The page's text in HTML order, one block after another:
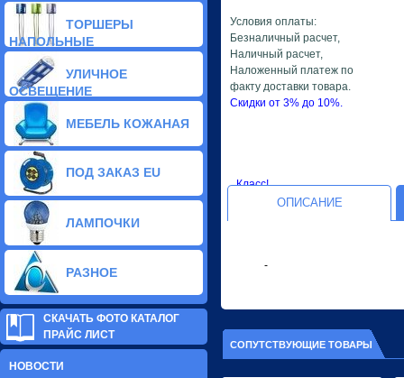
Условия оплаты:
Безналичный расчет,
Наличный расчет,
Наложенный платеж по
факту доставки товара.
Скидки от 3% до 10%.
Класс!
ОПИСАНИЕ
-
СОПУТСТВУЮЩИЕ ТОВАРЫ
Галогенные бра (15)
Хрустальные бра (5)
Светодиодные бра (2)
Декоративные бра (144)
ТОРШЕРЫ
НАПОЛЬНЫЕ
УЛИЧНОЕ
ОСВЕЩЕНИЕ
МЕБЕЛЬ КОЖАНАЯ
ПОД ЗАКАЗ EU
ЛАМПОЧКИ
РАЗНОЕ
СКАЧАТЬ ФОТО КАТАЛОГ
ПРАЙС ЛИСТ
НОВОСТИ